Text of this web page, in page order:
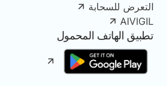
التعرض للسحابة
AIVIGIL
تطبيق الهاتف المحمول